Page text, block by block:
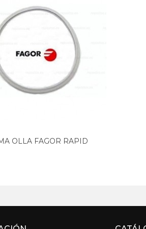
OLLA FAGOR RAPID